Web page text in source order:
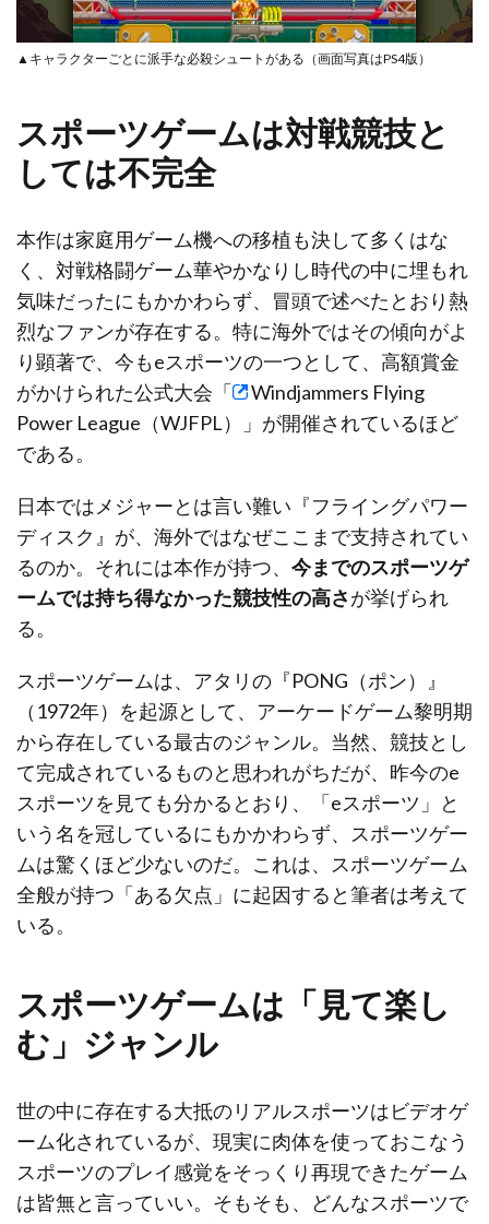
▲キャラクターごとに派手な必殺シュートがある（画面写真はPS4版）
スポーツゲームは対戦競技と
しては不完全
本作は家庭用ゲーム機への移植も決して多くはな
く、対戦格闘ゲーム華やかなりし時代の中に埋もれ
気味だったにもかかわらず、冒頭で述べたとおり熱
烈なファンが存在する。特に海外ではその傾向がよ
り顕著で、今もeスポーツの一つとして、高額賞金
がかけられた公式大会「
Windjammers Flying
Power League（WJFPL）
」が開催されているほど
である。
日本ではメジャーとは言い難い『フライングパワー
ディスク』が、海外ではなぜここまで支持されてい
るのか。それには本作が持つ、 今までのスポーツゲ
ームでは持ち得なかった競技性の高さが挙げられ
る。
スポーツゲームは、アタリの『PONG（ポン）』
（1972年）を起源として、アーケードゲーム黎明期
から存在している最古のジャンル。当然、競技とし
て完成されているものと思われがちだが、昨今のe
スポーツを見ても分かるとおり、「eスポーツ」と
いう名を冠しているにもかかわらず、スポーツゲー
ムは驚くほど少ないのだ。これは、スポーツゲーム
全般が持つ「ある欠点」に起因すると筆者は考えて
いる。
スポーツゲームは「見て楽し
む」ジャンル
世の中に存在する大抵のリアルスポーツはビデオゲ
ーム化されているが、現実に肉体を使っておこなう
スポーツのプレイ感覚をそっくり再現できたゲーム
は皆無と言っていい。そもそも、どんなスポーツで